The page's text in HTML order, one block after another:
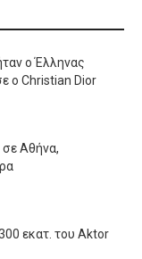
ο Έλληνας
ο Christian Dior
Αθήνα,
εκατ. του Aktor